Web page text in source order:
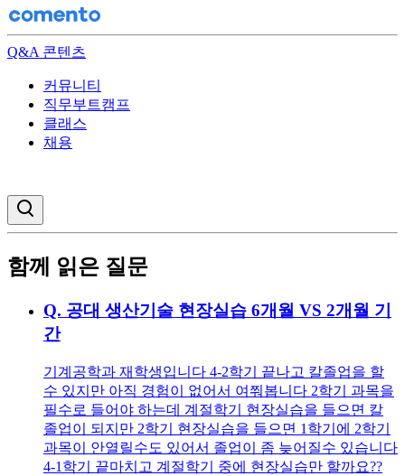
Q&A 콘텐츠
커뮤니티
직무부트캠프
클래스
채용
함께 읽은 질문
Q. 공대 생산기술 현장실습 6개월 VS 2개월 기
간
기계공학과 재학생입니다 4-2학기 끝나고 칼졸업을 할
수 있지만 아직 경험이 없어서 여쭤봅니다 2학기 과목을
필수로 들어야 하는데 계절학기 현장실습을 들으면 칼
졸업이 되지만 2학기 현장실습을 들으면 1학기에 2학기
과목이 안열릴수도 있어서 졸업이 좀 늦어질수 있습니다
4-1학기 끝마치고 계절학기 중에 현장실습만 할까요??